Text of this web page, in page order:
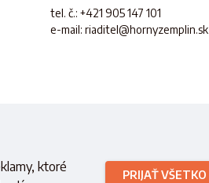
tel. č.: +421 905 147 101
e-mail: riaditel@hornyzemplin.sk
ruchu a športu
Slovenskej republiky
práva vyhradené.
ktoré
PRIJAŤ VŠETKO